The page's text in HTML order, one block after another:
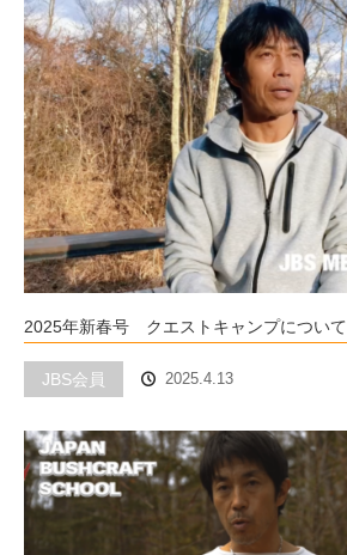
2025年新春号 クエストキャンプについて
JBS会員 2025.4.13